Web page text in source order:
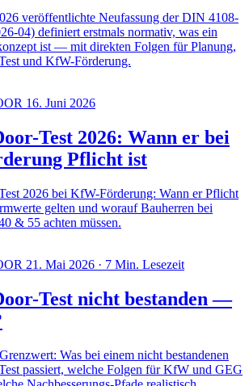
veröffentlichte Neufassung der DIN 4108-
04) definiert erstmals normativ, was ein
ist — mit direkten Folgen für Planung,
und KfW-Förderung.
16. Juni 2026
Test 2026: Wann er bei
Pflicht ist
2026 bei KfW-Förderung: Wann er Pflicht
gelten und worauf Bauherren bei
& 55 achten müssen.
21. Mai 2026 · 7 Min. Lesezeit
Test nicht bestanden —
Was bei einem nicht bestandenen
passiert, welche Folgen für KfW und GEG